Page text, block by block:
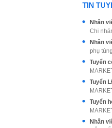
TIN
Nhân
Chi
Nhân
phụ
Nhân